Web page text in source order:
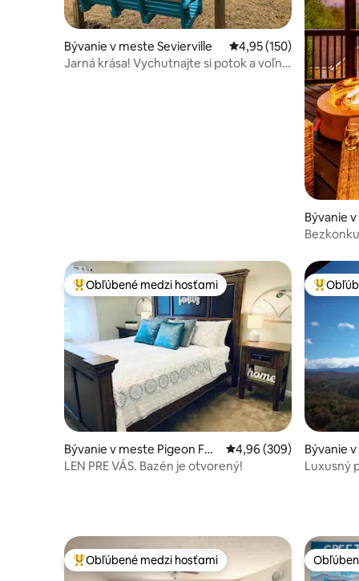
Bývanie v meste Sevierville Priemerné
4,95 (150)
Jarná krása! Vychutnajte si potok a voľne
Bývanie
Najobľúbenejšie medzi hosťami
Obľúbené medzi hosťami
Bývanie v meste Pigeon For
ge
Priemerné
4,96 (309)
LEN PRE VÁS. Bazén je otvorený!
Bývanie
ge
Luxusný
Najobľúbenejšie medzi hosťami
Obľúbené medzi hosťami